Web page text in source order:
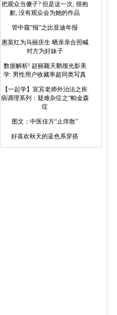
把观众当傻子? 但是这一次, 很抱
歉, 没有观众会为她的作品
管中窥“报”之比亚迪年报
惠英红为马丽庆生 晒亲亲合照喊
对方为好妹子
数据解析! 赵丽颖天鹅颈光影美
学: 男性用户收藏率超同类写真
【一起学】宣宾老师外治法之疾
病调理系列：疑难杂症之“帕金森
症
图文：中医佳方“止痒散”
好喜欢秋天的蓝色系穿搭